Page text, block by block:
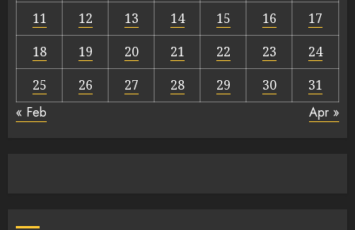
11
12 13 14 15 16
17
18
19 20 21 22 23
24
25
26 27 28 29 30 31
« Feb Apr »